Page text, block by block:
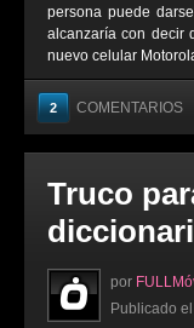
persona puede
alcanzaría con decir
nuevo celular
2 COMENTARIOS
Truco
por
Publicado